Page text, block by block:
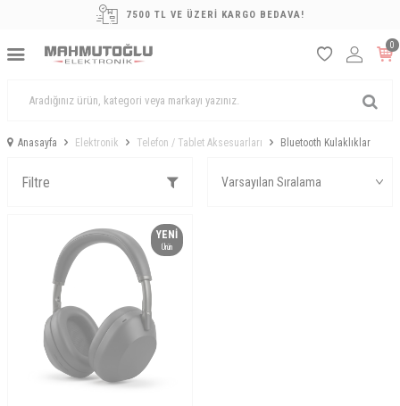
7500 TL VE ÜZERİ KARGO BEDAVA!
0
Anasayfa Elektronik Telefon / Tablet Aksesuarları Bluetooth Kulaklıklar
Filtre
YENI
Ürün